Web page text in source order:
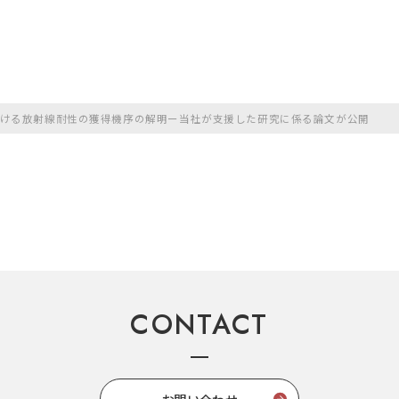
る放射線耐性の獲得機序の解明ー当社が支援した研究に係る論文が公開
CONTACT